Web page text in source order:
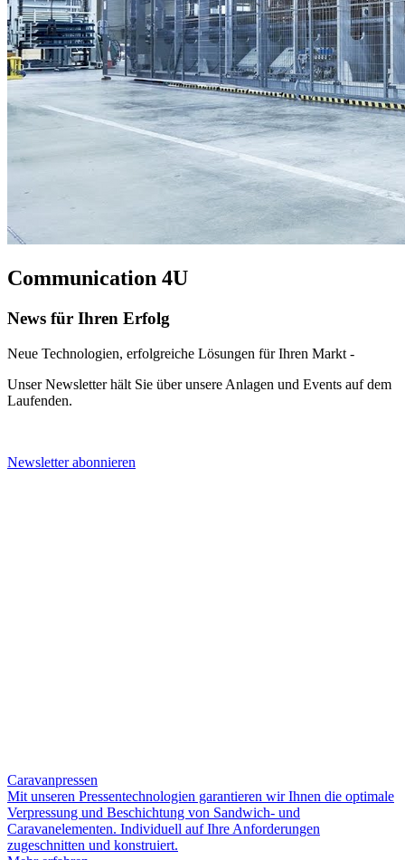
Communication 4U
News für Ihren Erfolg
Neue Technologien, erfolgreiche Lösungen für Ihren Markt -
Unser Newsletter hält Sie über unsere Anlagen und Events auf dem
Laufenden.
Newsletter abonnieren
Caravanpressen
Mit unseren Pressentechnologien garantieren wir Ihnen die optimale
Verpressung und Beschichtung von Sandwich- und
Caravanelementen. Individuell auf Ihre Anforderungen
zugeschnitten und konstruiert.